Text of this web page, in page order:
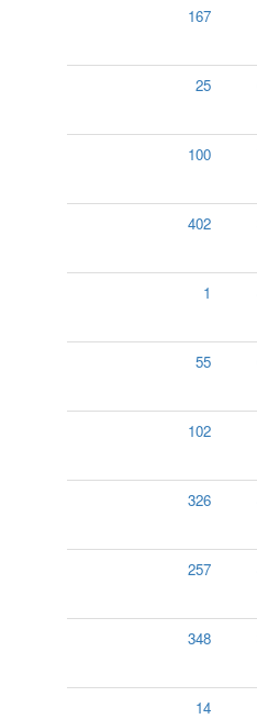
167
25
100
402
1
55
102
326
257
348
14